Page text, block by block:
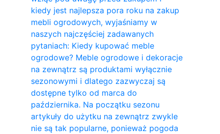
kiedy jest najlepsza pora roku na zakup
mebli ogrodowych, wyjaśniamy w
naszych najczęściej zadawanych
pytaniach: Kiedy kupować meble
ogrodowe? Meble ogrodowe i dekoracje
na zewnątrz są produktami wyłącznie
sezonowymi i dlatego zazwyczaj są
dostępne tylko od marca do
października. Na początku sezonu
artykuły do ​​użytku na zewnątrz zwykle
nie są tak popularne, ponieważ pogoda